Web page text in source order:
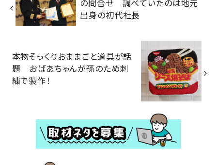
の問合せ 調べていたのは地元
出身の初代社長
本物そっくりおままごと道具が話
題 おばあちゃんが孫のため刺
繍で製作！